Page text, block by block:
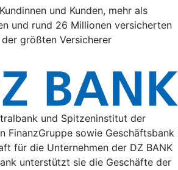
und Kunden, mehr als
und rund 26 Millionen versicherten
größten Versicherer
und Spitzeninstitut der
FinanzGruppe sowie Geschäftsbank
für die Unternehmen der DZ BANK
unterstützt sie die Geschäfte der